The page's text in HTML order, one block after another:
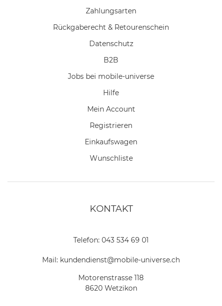
Zahlungsarten
Rückgaberecht & Retourenschein
Datenschutz
B2B
Jobs bei mobile-universe
Hilfe
Mein Account
Registrieren
Einkaufswagen
Wunschliste
KONTAKT
Telefon: 043 534 69 01
Mail: kundendienst@mobile-universe.ch
Motorenstrasse 118
8620 Wetzikon